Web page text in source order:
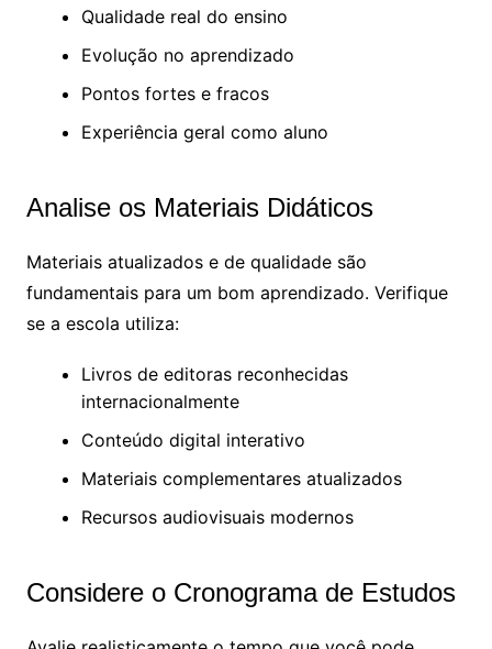
Qualidade real do ensino
Evolução no aprendizado
Pontos fortes e fracos
Experiência geral como aluno
Analise os Materiais Didáticos
Materiais atualizados e de qualidade são
fundamentais para um bom aprendizado. Verifique
se a escola utiliza:
Livros de editoras reconhecidas
internacionalmente
Conteúdo digital interativo
Materiais complementares atualizados
Recursos audiovisuais modernos
Considere o Cronograma de Estudos